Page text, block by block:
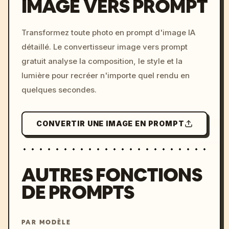
Environnement : Terres arides, régions
de cendres volcaniques, lacs miroirs, vallées
brumeuses, zones de grands vents, nuit
grottes de minéraux luminescents, etc.
Matériaux : Papier, os, céramique, cuir,
résine, verre, coquillage, bambou, paille,
plumes, ambre, etc.
Culture : Traditions orales, culture du
silence, contrats par la danse, etc.
Structure : Pliage, emballage, tissage,
etc.
c, cyberpunk sunset, neon
colors, 8k --v 6.0
IMAGE VERS PROMPT
Transformez toute photo en prompt d'image IA
détaillé. Le convertisseur image vers prompt
gratuit analyse la composition, le style et la
lumière pour recréer n'importe quel rendu en
quelques secondes.
CONVERTIR UNE IMAGE EN PROMPT
AUTRES FONCTIONS
DE PROMPTS
PAR MODÈLE